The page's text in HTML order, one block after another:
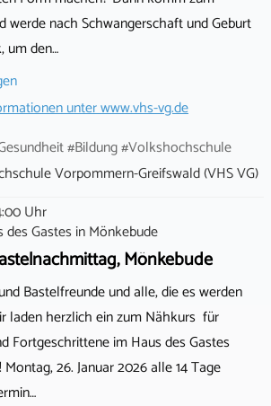
werde nach Schwangerschaft und Geburt
um den…
unterwww.vhs-vg.de
#Bildung #Volkshochschule
Vorpommern-Greifswald (VHS VG)
Uhr
des Gastes inMönkebude
Mönkebude
Bastelfreunde und alle, die es werden
laden herzlich ein zum Nähkurs für
Fortgeschrittene im Haus des Gastes
26. Januar 2026 alle 14 Tage